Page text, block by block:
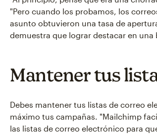
"Pero cuando los probamos, los
asunto obtuvieron una tasa de
demuestra que lograr destacar en
Mantener tus
Debes mantener tus listas de correo
máximo tus campañas. "Mailchimp
las listas de correo electrónico para